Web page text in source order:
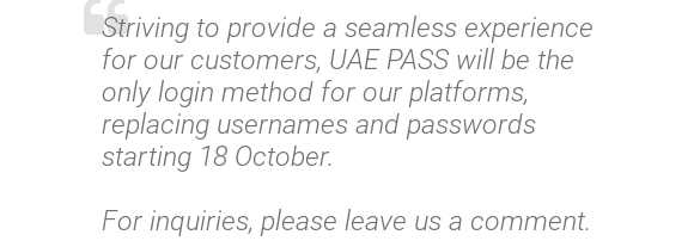
Striving to provide a seamless experience
for our customers, UAE PASS will be the
only login method for our platforms,
replacing usernames and passwords
starting 18 October.
For inquiries, please leave us a comment.